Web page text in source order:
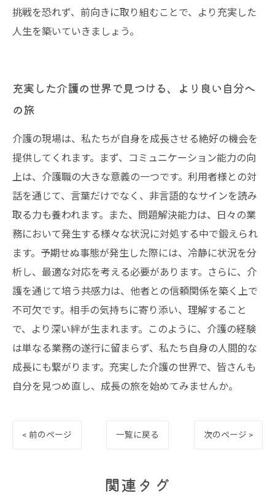
挑戦を恐れず、前向きに取り組むことで、より充実した
人生を築いていきましょう。
充実した介護の世界で見つける、より良い自分へ
の旅
介護の現場は、私たちが自身を成長させる絶好の機会を
提供してくれます。まず、コミュニケーション能力の向
上は、介護職の大きな意義の一つです。利用者様との対
話を通じて、言葉だけでなく、非言語的なサインを読み
取る力も養われます。また、問題解決能力は、日々の業
務において発生する様々な状況に対処する中で鍛えられ
ます。予期せぬ事態が発生した際には、冷静に状況を分
析し、最適な対応を考える必要があります。さらに、介
護を通じて培う共感力は、他者との信頼関係を築く上で
不可欠です。相手の気持ちに寄り添い、理解すること
で、より深い絆が生まれます。このように、介護の経験
は単なる業務の遂行に留まらず、私たち自身の人間的な
成長にも繋がります。充実した介護の世界で、皆さんも
自分を見つめ直し、成長の旅を始めてみませんか。
< 前のページ 一覧に戻る 次のページ >
関連タグ